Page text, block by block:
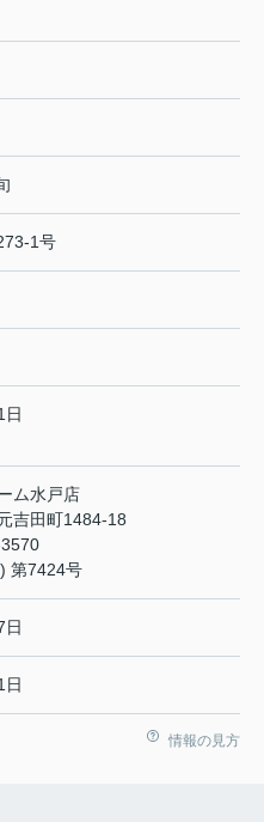
1号
日
ム水戸店
吉田町1484-18
第7424号
日
日
情報の見方